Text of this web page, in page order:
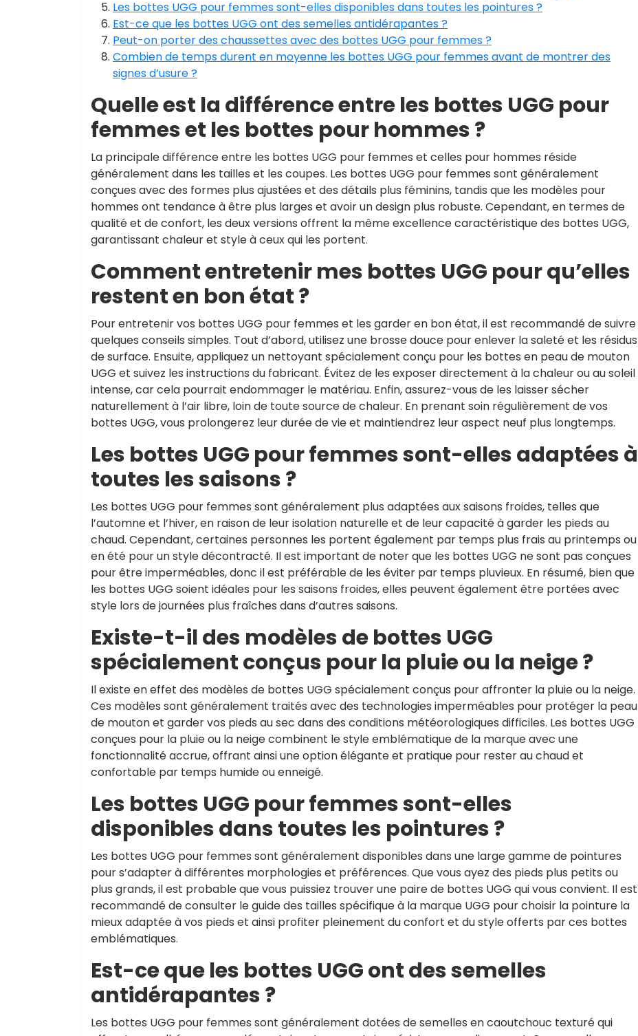
Les bottes UGG pour femmes sont-elles disponibles dans toutes les pointures ?
Est-ce que les bottes UGG ont des semelles antidérapantes ?
Peut-on porter des chaussettes avec des bottes UGG pour femmes ?
Combien de temps durent en moyenne les bottes UGG pour femmes avant de montrer des
signes d’usure ?
Quelle est la différence entre les bottes UGG pour
femmes et les bottes pour hommes ?
La principale différence entre les bottes UGG pour femmes et celles pour hommes réside
généralement dans les tailles et les coupes. Les bottes UGG pour femmes sont généralement
conçues avec des formes plus ajustées et des détails plus féminins, tandis que les modèles pour
hommes ont tendance à être plus larges et avoir un design plus robuste. Cependant, en termes de
qualité et de confort, les deux versions offrent la même excellence caractéristique des bottes UGG,
garantissant chaleur et style à ceux qui les portent.
Comment entretenir mes bottes UGG pour qu’elles
restent en bon état ?
Pour entretenir vos bottes UGG pour femmes et les garder en bon état, il est recommandé de suivre
quelques conseils simples. Tout d’abord, utilisez une brosse douce pour enlever la saleté et les résidus
de surface. Ensuite, appliquez un nettoyant spécialement conçu pour les bottes en peau de mouton
UGG et suivez les instructions du fabricant. Évitez de les exposer directement à la chaleur ou au soleil
intense, car cela pourrait endommager le matériau. Enfin, assurez-vous de les laisser sécher
naturellement à l’air libre, loin de toute source de chaleur. En prenant soin régulièrement de vos
bottes UGG, vous prolongerez leur durée de vie et maintiendrez leur aspect neuf plus longtemps.
Les bottes UGG pour femmes sont-elles adaptées à
toutes les saisons ?
Les bottes UGG pour femmes sont généralement plus adaptées aux saisons froides, telles que
l’automne et l’hiver, en raison de leur isolation naturelle et de leur capacité à garder les pieds au
chaud. Cependant, certaines personnes les portent également par temps plus frais au printemps ou
en été pour un style décontracté. Il est important de noter que les bottes UGG ne sont pas conçues
pour être imperméables, donc il est préférable de les éviter par temps pluvieux. En résumé, bien que
les bottes UGG soient idéales pour les saisons froides, elles peuvent également être portées avec
style lors de journées plus fraîches dans d’autres saisons.
Existe-t-il des modèles de bottes UGG
spécialement conçus pour la pluie ou la neige ?
Il existe en effet des modèles de bottes UGG spécialement conçus pour affronter la pluie ou la neige.
Ces modèles sont généralement traités avec des technologies imperméables pour protéger la peau
de mouton et garder vos pieds au sec dans des conditions météorologiques difficiles. Les bottes UGG
conçues pour la pluie ou la neige combinent le style emblématique de la marque avec une
fonctionnalité accrue, offrant ainsi une option élégante et pratique pour rester au chaud et
confortable par temps humide ou enneigé.
Les bottes UGG pour femmes sont-elles
disponibles dans toutes les pointures ?
Les bottes UGG pour femmes sont généralement disponibles dans une large gamme de pointures
pour s’adapter à différentes morphologies et préférences. Que vous ayez des pieds plus petits ou
plus grands, il est probable que vous puissiez trouver une paire de bottes UGG qui vous convient. Il est
recommandé de consulter le guide des tailles spécifique à la marque UGG pour choisir la pointure la
mieux adaptée à vos pieds et ainsi profiter pleinement du confort et du style offerts par ces bottes
emblématiques.
Est-ce que les bottes UGG ont des semelles
antidérapantes ?
Les bottes UGG pour femmes sont généralement dotées de semelles en caoutchouc texturé qui